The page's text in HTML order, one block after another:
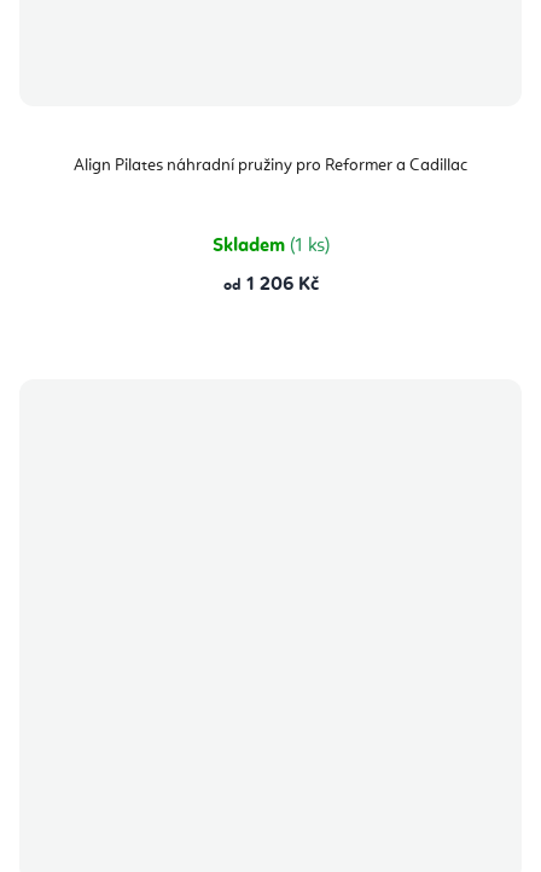
Align Pilates náhradní pružiny pro Reformer a Cadillac
Skladem (1 ks)
od 1 206 Kč